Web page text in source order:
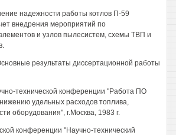
надежности работы котлов П-59
внедрения мероприятий по
и узлов пылесистем, схемы ТВП и
результаты диссертационной работы
технической конференции "Работа ПО
удельных расходов топлива,
оборудования", г.Москва, 1983 г.
конференции "Научно-технический